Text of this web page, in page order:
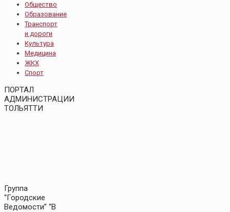
Общество
Образование
Транспорт
и дороги
Культура
Медицина
ЖКХ
Спорт
ПОРТАЛ
АДМИНИСТРАЦИИ
ТОЛЬЯТТИ
Группа
“Городские
Ведомости” “В